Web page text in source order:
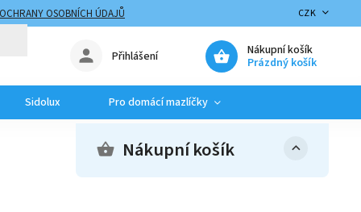
OSOBNÍCH ÚDAJŮ
CZK
Nákupní košík
Prázdný košík
Přihlášení
Sidolux Pro domácí mazlíčky
Nákupní košík